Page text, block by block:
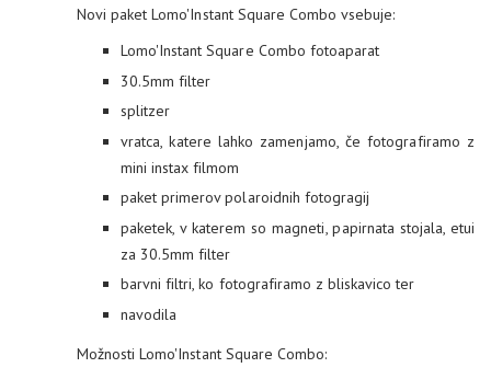
Novi paket Lomo'Instant Square Combo vsebuje:
Lomo'Instant Square Combo fotoaparat
30.5mm filter
splitzer
vratca, katere lahko zamenjamo, če fotografiramo z
mini instax filmom
paket primerov polaroidnih fotogragij
paketek, v katerem so magneti, papirnata stojala, etui
za 30.5mm filter
barvni filtri, ko fotografiramo z bliskavico ter
navodila
Možnosti Lomo'Instant Square Combo: